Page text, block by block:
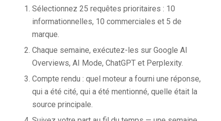
Sélectionnez 25 requêtes prioritaires : 10
informationnelles, 10 commerciales et 5 de
marque.
Chaque semaine, exécutez-les sur Google AI
Overviews, AI Mode, ChatGPT et Perplexity.
Compte rendu : quel moteur a fourni une réponse,
qui a été cité, qui a été mentionné, quelle était la
source principale.